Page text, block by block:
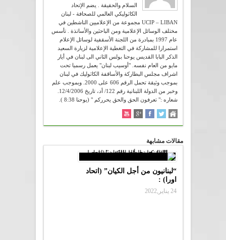
السلام والحقيقة . يضم الإتحاد
الكاثوليكي العالمي للصحافة - لبنان
UCIP – LIBAN مجموعة من الإعلاميين الناشطين في
مختلف الوسائل الإعلامية ومن الباحثين والأساتذة . تأسس
عام 1997 بمبادرة من اللجنة الأسقفية لوسائل الإعلام
استمرارا للمشاركة في التغطية الإعلامية لزيارة السعيد
الذكر البابا القديس يوحنا بولس الثاني الى لبنان في أيار
مايو من العام نفسه. "أوسيب لبنان" يعمل رسميا تحت
اشراف مجلس البطاركة والأساقفة الكاثوليك في لبنان
بموجب وثيقة تحمل الرقم 606 على 2000. وبموجب علم
شعاره :" تعرفون الحق والحق يحرركم " (يوحنا 8:38 ).
مقالات مشابهة
“لبنانيون من أجل الكيان” (اتحاد
اورا) :
24 يناير,2022